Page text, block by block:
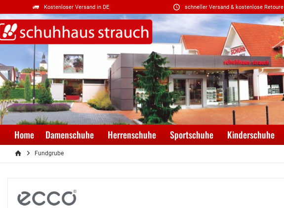
Kostenloser Versand in DE schneller Versand & kostenlose Retoure
Home Damenschuhe Herrenschuhe Sportschuhe Kinderschuhe
Fundgrube